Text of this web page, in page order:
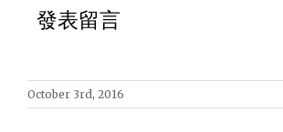
發表留言
October 3rd, 2016